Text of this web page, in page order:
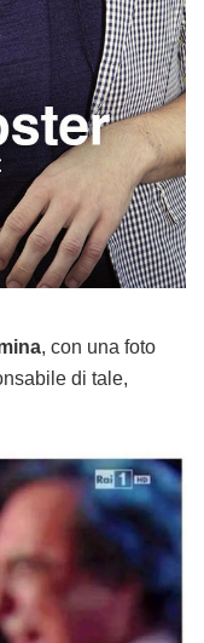
, con una foto
di tale,